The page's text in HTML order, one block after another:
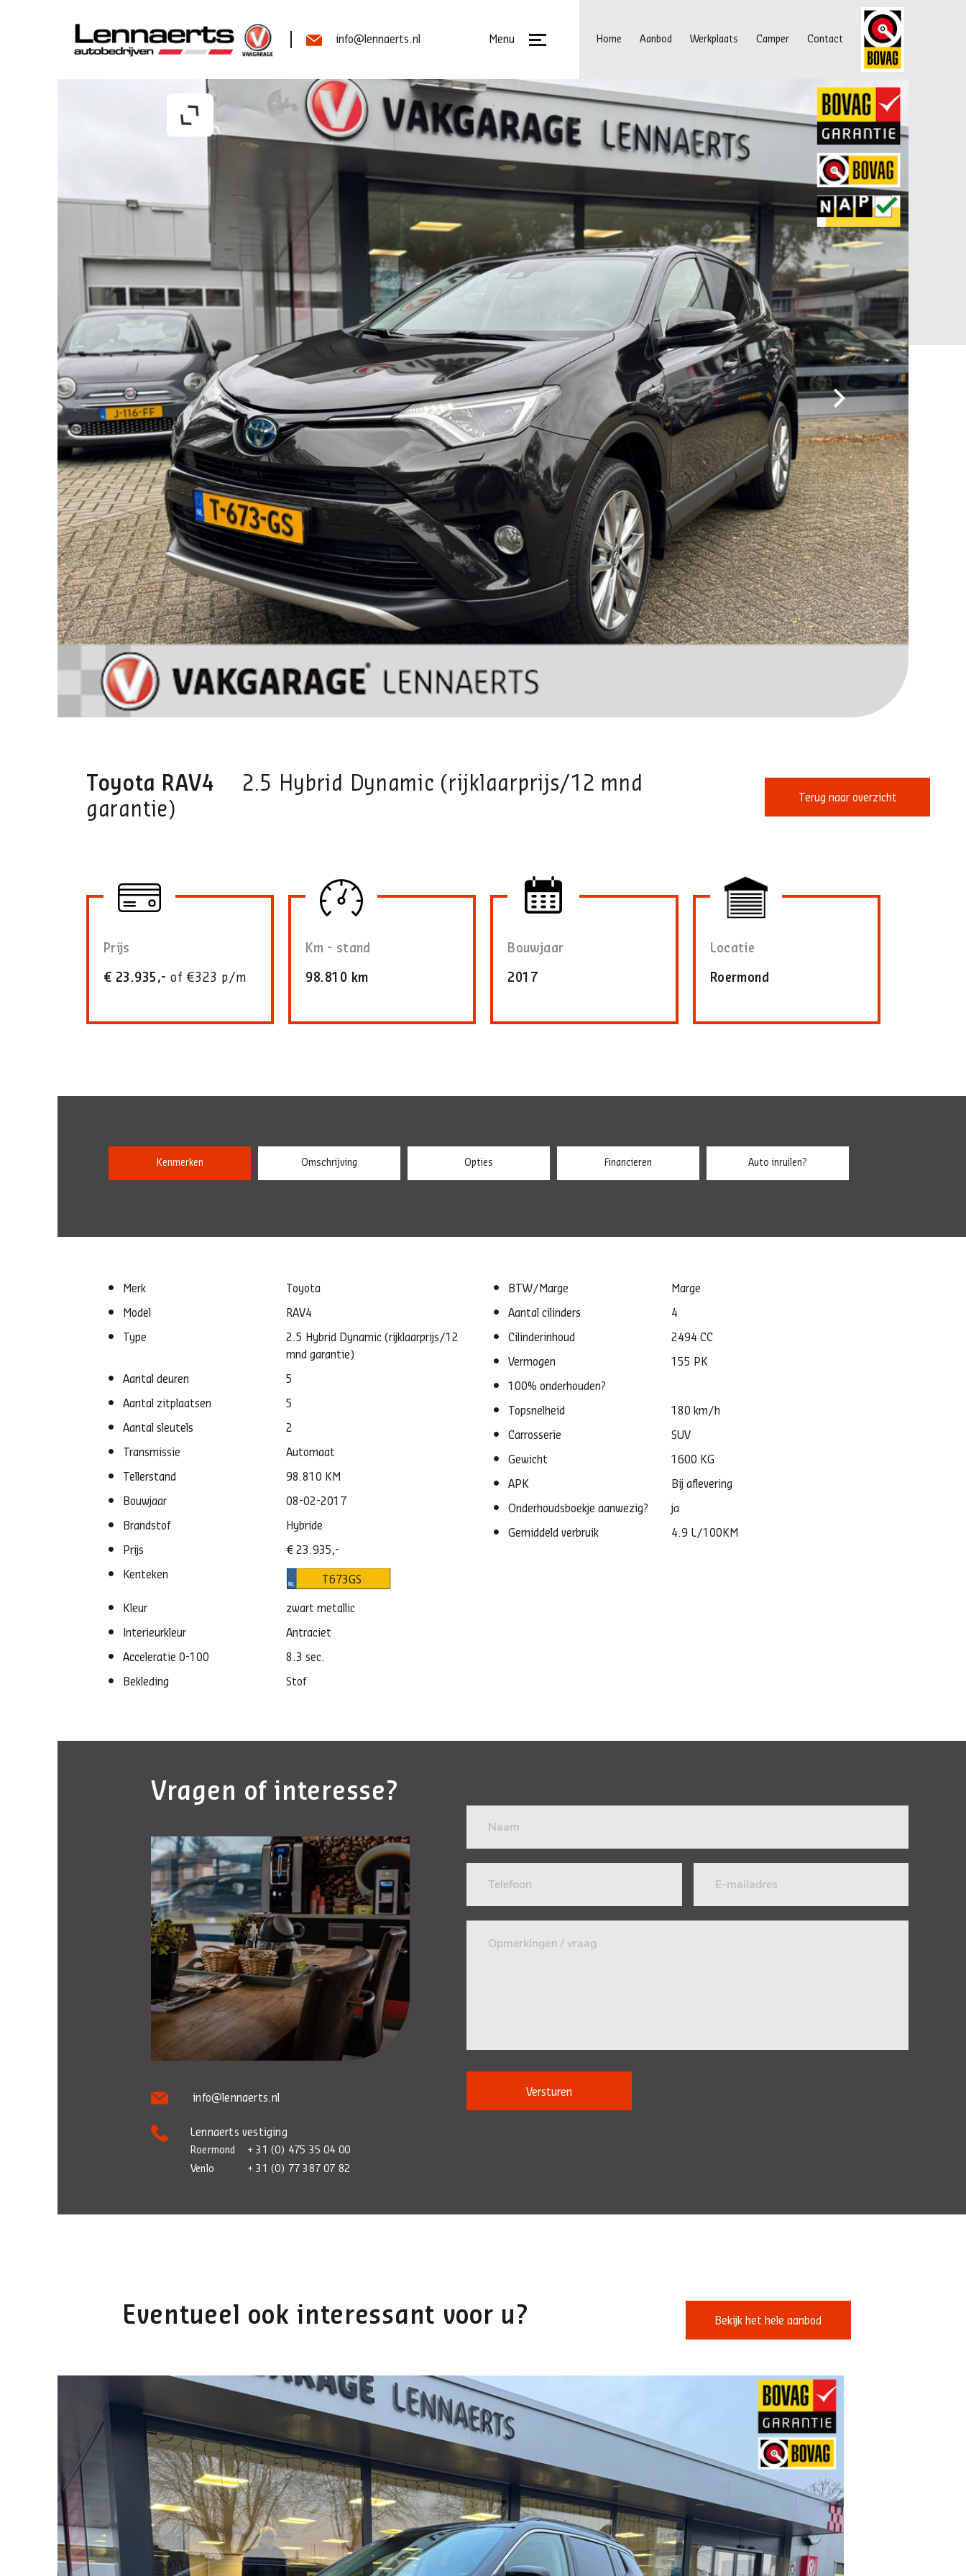
info@lennaerts.nl Menu Home Aanbod Werkplaats Camper Contact
Toyota RAV4
2.5 Hybrid Dynamic (rijklaarprijs/12 mnd
garantie)
Terug naar overzicht
Prijs
€ 23.935,-of €323 p/m
Km - stand
98.810 km
Bouwjaar
2017
Locatie
Roermond
Kenmerken Omschrijving Opties Financieren Auto inruilen?
Merk Toyota
Model RAV4
Type
2.5 Hybrid Dynamic (rijklaarprijs/12
mnd garantie)
Aantal deuren 5
Aantal zitplaatsen 5
Aantal sleutels 2
Transmissie Automaat
Tellerstand 98.810 KM
Bouwjaar 08-02-2017
Brandstof Hybride
Prijs € 23.935,-
Kenteken T673GS
Kleur zwart metallic
Interieurkleur Antraciet
Acceleratie 0-100 8.3 sec.
Bekleding Stof
BTW/Marge Marge
Aantal cilinders 4
Cilinderinhoud 2494 CC
Vermogen 155 PK
100% onderhouden?
Topsnelheid 180 km/h
Carrosserie SUV
Gewicht 1600 KG
APK Bij aflevering
Onderhoudsboekje aanwezig? ja
Gemiddeld verbruik 4.9 L/100KM
Vragen of interesse?
info@lennaerts.nl
Lennaerts vestiging
Roermond
+ 31 (0) 475 35 04 00
Venlo
+ 31 (0) 77 387 07 82
Versturen
Eventueel ook interessant voor u? Bekijk het hele aanbod